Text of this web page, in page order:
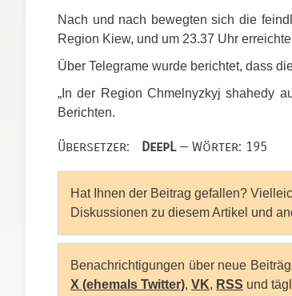
Nach und nach bewegten sich die
Region Kiew, und um 23.37 Uhr
Über Telegrame wurde berichtet, dass
„In der Region Chmelnyzkyj shahedy
Berichten.
Übersetzer: DeepL— Wörter: 195
Hat Ihnen der Beitrag gefallen?
Diskussionen zu diesem Artikel und
Benachrichtigungen über neue
X (ehemals Twitter), VK, RSS und